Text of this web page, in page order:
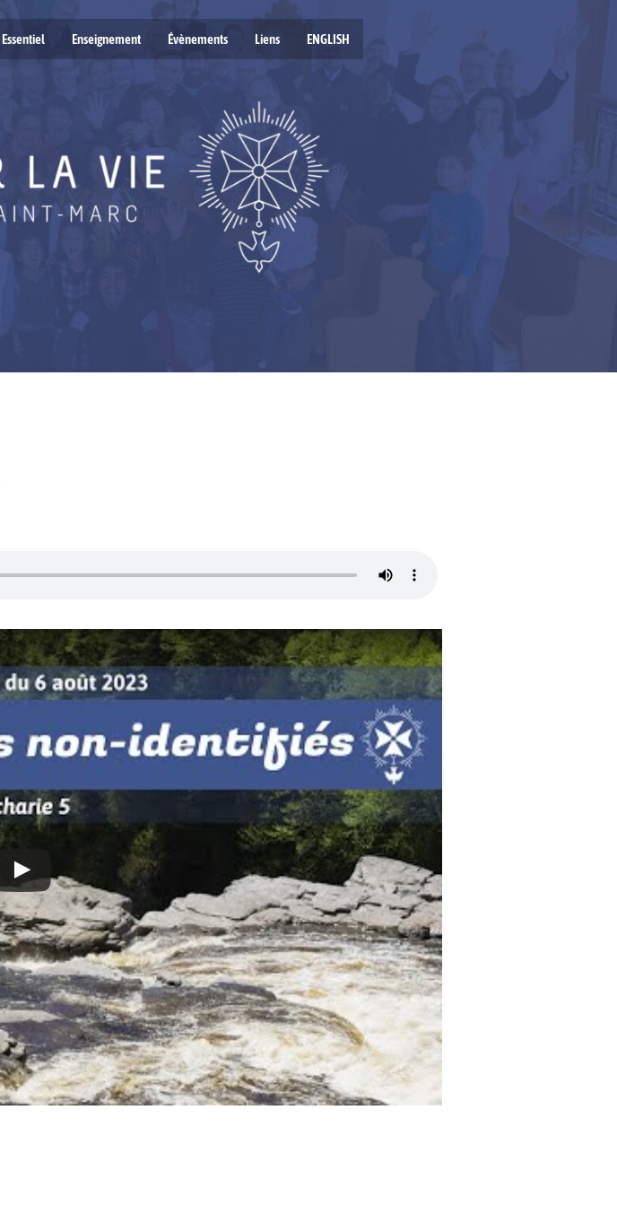
Essentiel Enseignement Évènements Liens ENGLISH